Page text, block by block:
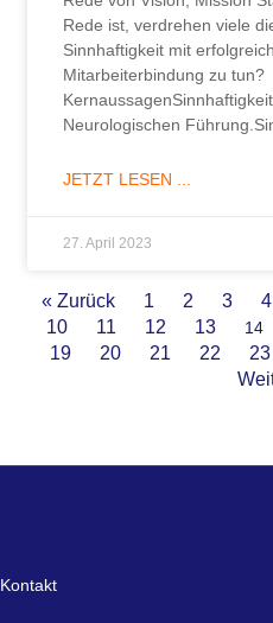
Rede ist, verdrehen viele
Sinnhaftigkeit mit
Mitarbeiterbindung zu tun?
Neurologischen
JETZT LESEN ...
27. April 2023
« Zurück 1 2 3 4
10
11 12 13 14
19
20 21 22 23
Kontakt